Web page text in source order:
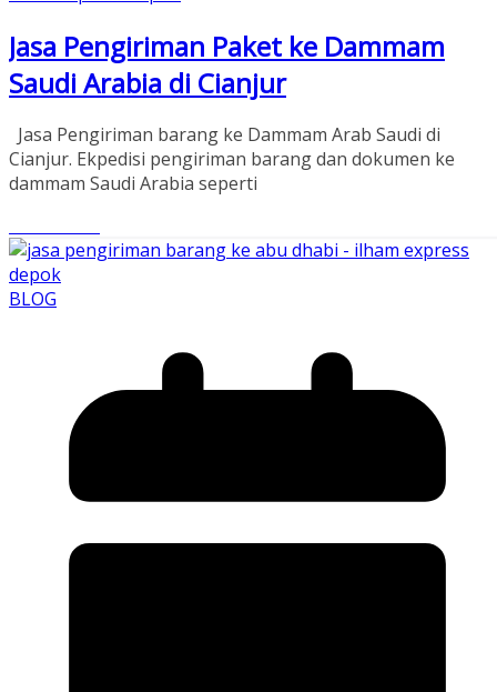
Jasa Pengiriman Paket ke Dammam
Saudi Arabia di Cianjur
Jasa Pengiriman barang ke Dammam Arab Saudi di
Cianjur. Ekpedisi pengiriman barang dan dokumen ke
dammam Saudi Arabia seperti
BLOG